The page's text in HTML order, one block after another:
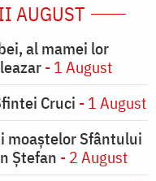
AUGUST
al mamei lor
- 1 August
Cruci - 1 August
moaştelor Sfântului
Ştefan - 2 August